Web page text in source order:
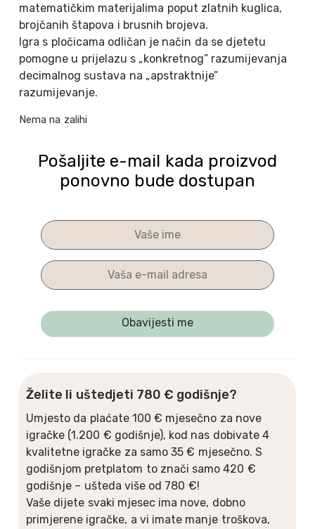
matematičkim materijalima poput zlatnih kuglica,
brojčanih štapova i brusnih brojeva.
Igra s pločicama odličan je način da se djetetu
pomogne u prijelazu s „konkretnog” razumijevanja
decimalnog sustava na „apstraktnije”
razumijevanje.
Nema na zalihi
Pošaljite e-mail kada proizvod
ponovno bude dostupan
Želite li uštedjeti 780 € godišnje?
Umjesto da plaćate 100 € mjesečno za nove
igračke (1.200 € godišnje), kod nas dobivate 4
kvalitetne igračke za samo 35 € mjesečno. S
godišnjom pretplatom to znači samo 420 €
godišnje – ušteda više od 780 €!
Vaše dijete svaki mjesec ima nove, dobno
primjerene igračke, a vi imate manje troškova,